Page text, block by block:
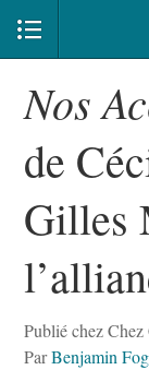
Nos
de
Gilles
Publié chez
ParBenjamin